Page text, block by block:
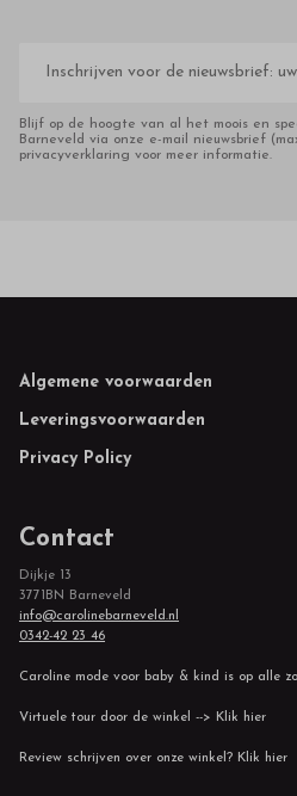
mailadres
Blijf op de hoogte van al het moois en
Barneveld via onze e-mail nieuwsbrief
privacyverklaring voor meer informatie.
Footer
Algemene voorwaarden
Leveringsvoorwaarden
Privacy Policy
Contact
Dijkje 13
3771BN Barneveld
info@carolinebarneveld.nl
0342-42 23 46
Caroline mode voor baby & kind is op alle
Virtuele tour door de winkel --> Klik hier
Review schrijven over onze winkel? Klik hier